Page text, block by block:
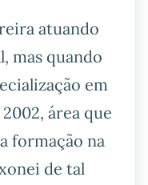
atuando
mas quando
em
área que
formação na
de tal